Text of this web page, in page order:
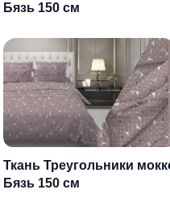
Бязь 150 см
Ткань Треугольники
Бязь 150 см